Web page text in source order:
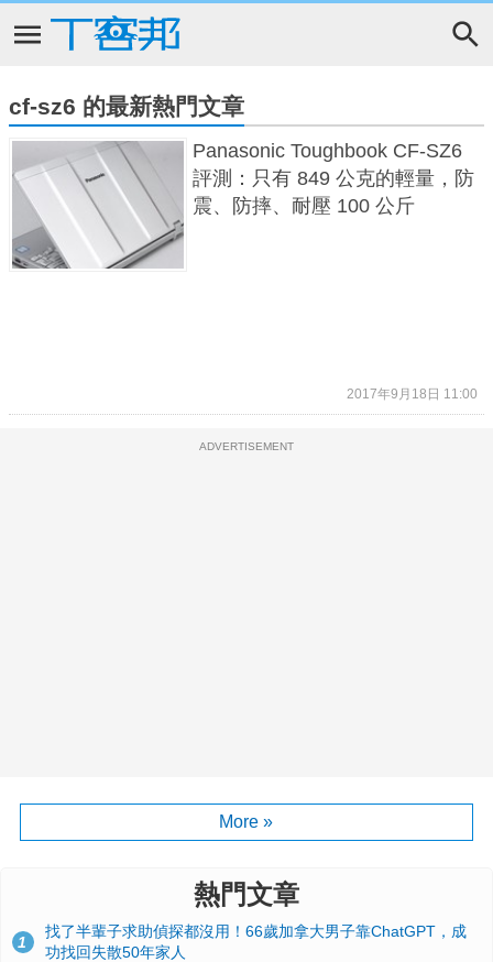
cf-sz6 的最新熱門文章
Panasonic Toughbook CF-SZ6
評測：只有 849 公克的輕量，防
震、防摔、耐壓 100 公斤
2017年9月18日 11:00
ADVERTISEMENT
More »
熱門文章
1
找了半輩子求助偵探都沒用！66歲加拿大男子靠ChatGPT，成
功找回失散50年家人